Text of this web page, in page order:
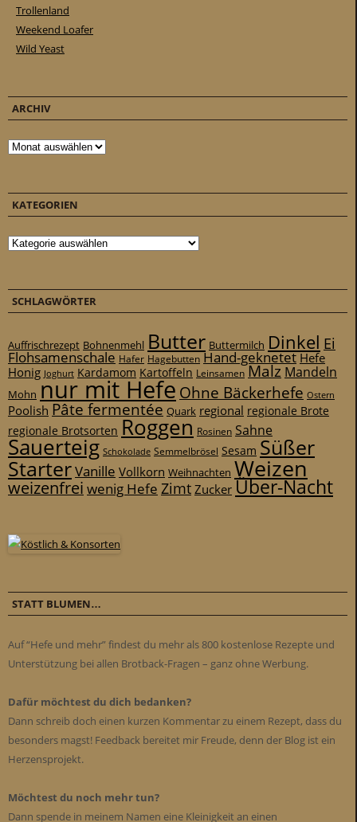
Trollenland
Weekend Loafer
Wild Yeast
ARCHIV
Archiv
KATEGORIEN
Kategorien
SCHLAGWÖRTER
Auffrischrezept Bohnenmehl Butter Buttermilch Dinkel Ei
Flohsamenschale Hafer Hagebutten Hand-geknetet Hefe
Honig Joghurt Kardamom Kartoffeln Leinsamen Malz Mandeln
Mohn nur mit Hefe Ohne Bäckerhefe Ostern
Poolish Pâte fermentée Quark regional regionale Brote
regionale Brotsorten Roggen Rosinen Sahne
Sauerteig Schokolade Semmelbrösel Sesam Süßer
StarterVanille Vollkorn Weihnachten Weizen
weizenfrei wenig Hefe ZimtZuckerÜber-Nacht
STATT BLUMEN…
Auf “Hefe und mehr” findest du mehr als 800 kostenlose Rezepte und
Unterstützung bei allen Brotback-Fragen – ganz ohne Werbung.
Dafür möchtest du dich bedanken?
Dann schreib doch einen kurzen Kommentar zu einem Rezept, dass du
besonders magst! Feedback bereitet mir Freude, denn der Blog ist ein
Herzensprojekt.
Möchtest du noch mehr tun?
Dann spende in meinem Namen eine Kleinigkeit an einen